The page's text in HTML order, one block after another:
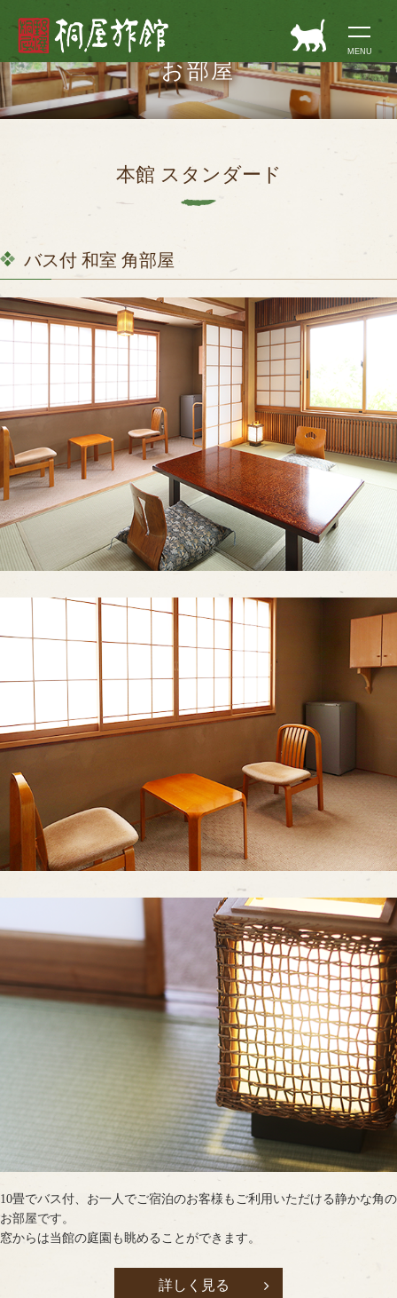
長野県野沢温泉
MENU
お部屋
本館 スタンダード
バス付 和室 角部屋
10畳でバス付、お一人でご宿泊のお客様もご利用いただける静かな角の
お部屋です。
窓からは当館の庭園も眺めることができます。
詳しく見る